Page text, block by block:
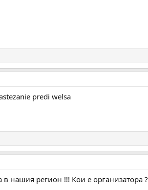
predi welsa
нашия регион !!! Кои е организатора ?